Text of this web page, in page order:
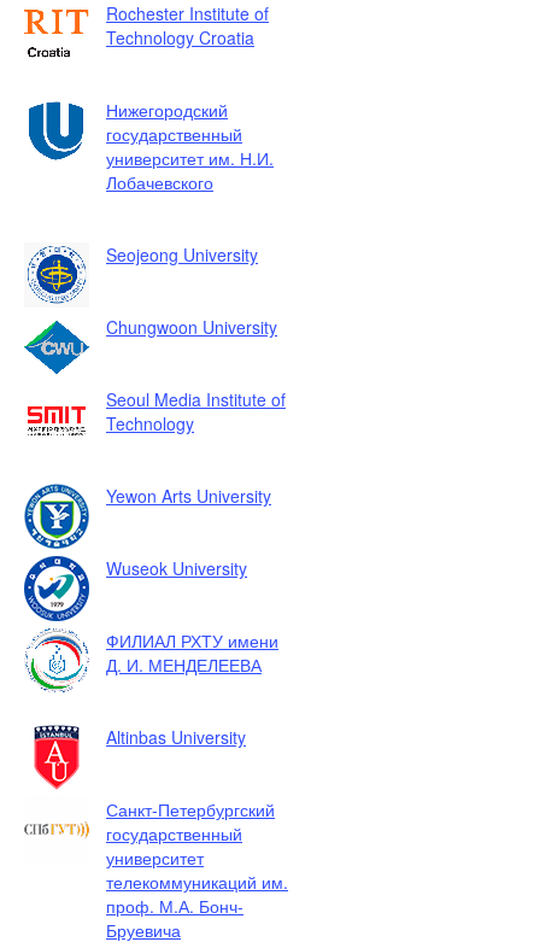
Rochester Institute of
Technology Croatia
Нижегородский
государственный
университет им. Н.И.
Лобачевского
Seojeong University
Chungwoon University
Seoul Media Institute of
Technology
Yewon Arts University
Wuseok University
ФИЛИАЛ РХТУ имени
Д. И. МЕНДЕЛЕЕВА
Altinbas University
Санкт-Петербургский
государственный
университет
телекоммуникаций им.
проф. М.А. Бонч-
Бруевича